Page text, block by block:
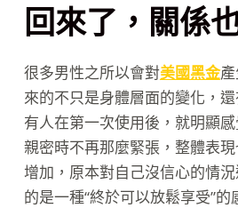
回來了，關係
很多男性之所以會對美國黑金
來的不只是身體層面的變化，
有人在第一次使用後，就明顯
親密時不再那麼緊張，整體表
增加，原本對自己沒信心的情
的是一種“終於可以放鬆享受”的